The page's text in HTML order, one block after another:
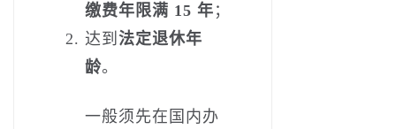
缴费年限满 15 年 ；
达到 法定退休年
龄。
一般须先在国内办